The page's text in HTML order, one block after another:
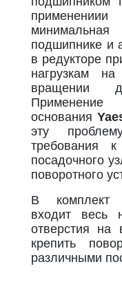
подшипнике и
в редукторе
нагрузкам
вращении
основания
эту
требования
посадочного
поворотного
В комплект
входит весь
отверстия на
крепить
различными